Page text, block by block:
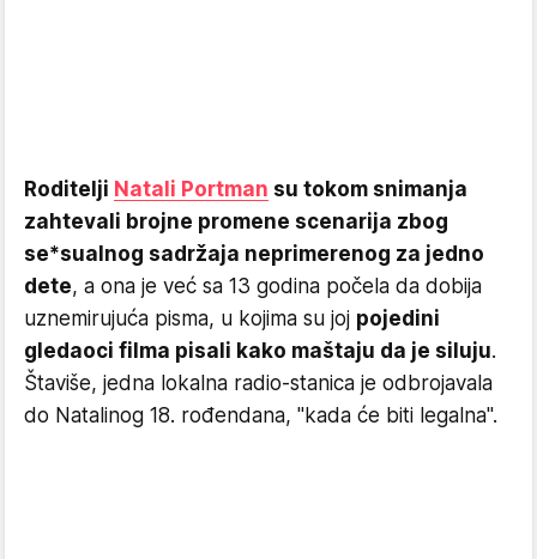
Roditelji Natali Portman su tokom snimanja
zahtevali brojne promene scenarija zbog
se*sualnog sadržaja neprimerenog za jedno
dete, a ona je već sa 13 godina počela da dobija
uznemirujuća pisma, u kojima su joj pojedini
gledaoci filma pisali kako maštaju da je siluju.
Štaviše, jedna lokalna radio-stanica je odbrojavala
do Natalinog 18. rođendana, "kada će biti legalna".